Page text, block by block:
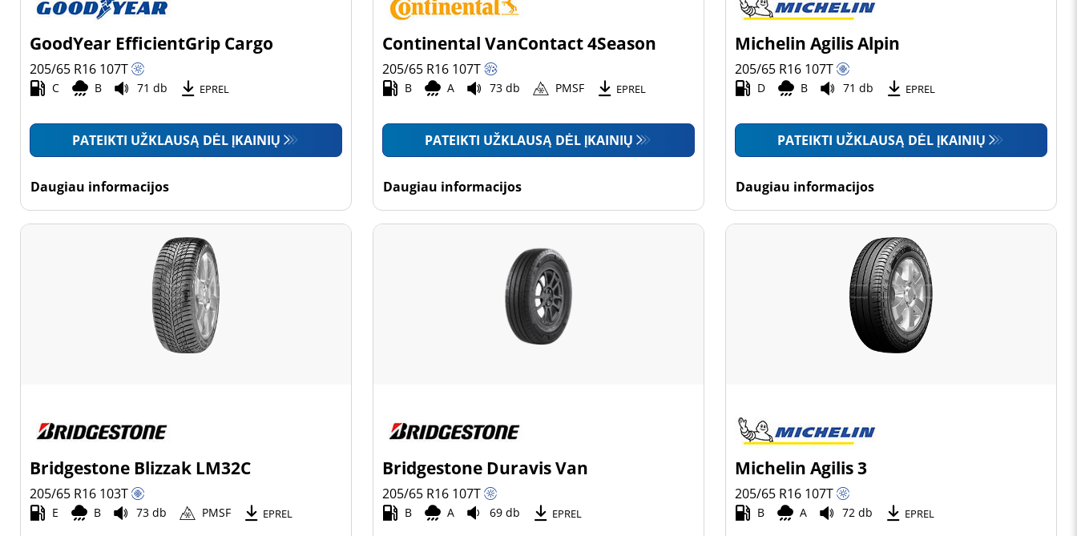
GoodYear EfficientGrip Cargo
205/65 R16 107T
C B 71 db EPREL
PATEIKTI UŽKLAUSĄ DĖL ĮKAINIŲ
Daugiau informacijos
Continental VanContact 4Season
205/65 R16 107T
B A 73 db PMSF EPREL
PATEIKTI UŽKLAUSĄ DĖL ĮKAINIŲ
Daugiau informacijos
Michelin Agilis Alpin
205/65 R16 107T
D B 71 db EPREL
PATEIKTI UŽKLAUSĄ DĖL ĮKAINIŲ
Daugiau informacijos
Bridgestone Blizzak LM32C
205/65 R16 103T
E B 73 db PMSF EPREL
Bridgestone Duravis Van
205/65 R16 107T
B A 69 db EPREL
Michelin Agilis 3
205/65 R16 107T
B A 72 db EPREL